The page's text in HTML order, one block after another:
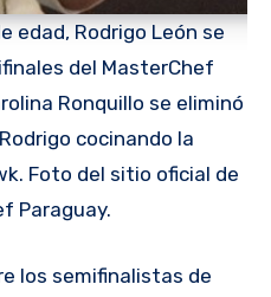
edad, Rodrigo León se
del MasterChef
Ronquillo se eliminó
cocinando la
Foto del sitio oficial de
Paraguay.